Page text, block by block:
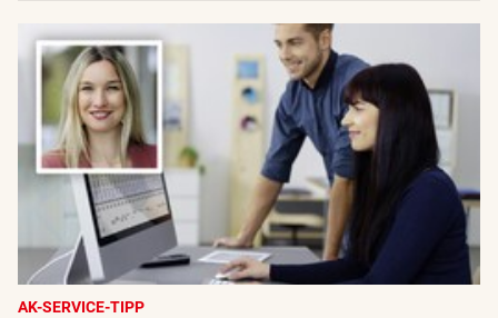
AK-SERVICE-TIPP